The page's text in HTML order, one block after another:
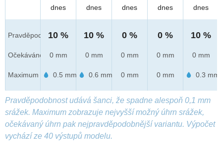
Pravděpod.
Očekáváno
Maximum
dnes
10 %
0 mm
0.5 mm
dnes
10 %
0 mm
0.6 mm
dnes
0 %
0 mm
0 mm
dnes
0 %
0 mm
0 mm
dnes
10 %
0 mm
0.3 mm
Pravděpodobnost udává šanci, že spadne alespoň 0,1 mm
srážek. Maximum zobrazuje nejvyšší možný úhrn srážek,
očekávaný úhrn pak nejpravděpodobnější variantu. Výpočet
vychází ze 40 výstupů modelu.